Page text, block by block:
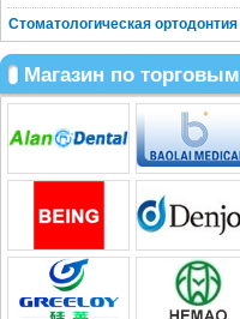
Стоматологическая ортодонтия
Магазин по торговым